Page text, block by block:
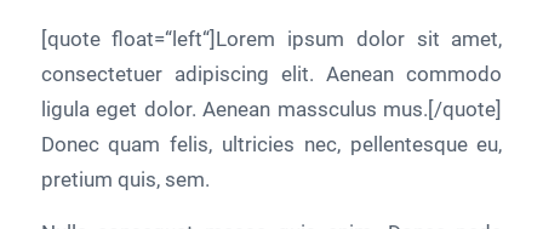
[quote float=“left“]Lorem ipsum dolor sit amet,
consectetuer adipiscing elit. Aenean commodo
ligula eget dolor. Aenean massculus mus.[/quote]
Donec quam felis, ultricies nec, pellentesque eu,
pretium quis, sem.